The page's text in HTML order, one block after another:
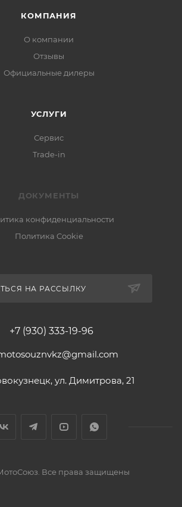
КОМПАНИЯ
О компании
Отзывы
Официальные дилеры
УСЛУГИ
Сервис
Trade-in
ДОКУМЕНТЫ
конфиденциальности
Политика Cookie
НА РАССЫЛКУ
+7 (930) 333-19-96
ул. Димитрова, 21
Все права защищены